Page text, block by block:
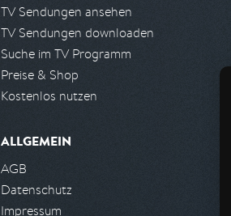
TV Sendungen ansehen
TV Sendungen downloaden
Suche im TV Programm
Preise & Shop
Kostenlos nutzen
ALLGEMEIN
AGB
Datenschutz
Impressum